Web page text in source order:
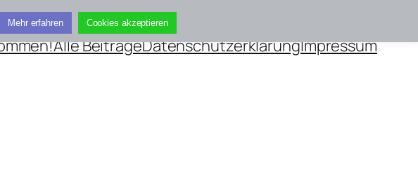
Alle BeiträgeDatenschutzerklärungImpressum
Mehr erfahren Cookies akzeptieren